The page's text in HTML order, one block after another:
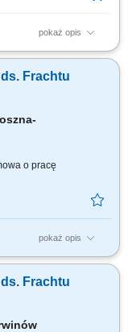
pokaż opis
administracyjnej
kosztów
raportów,
o pracę
pokaż opis
należeć będzie:
wystawianie
i na świecie; rozwój
Frachtu